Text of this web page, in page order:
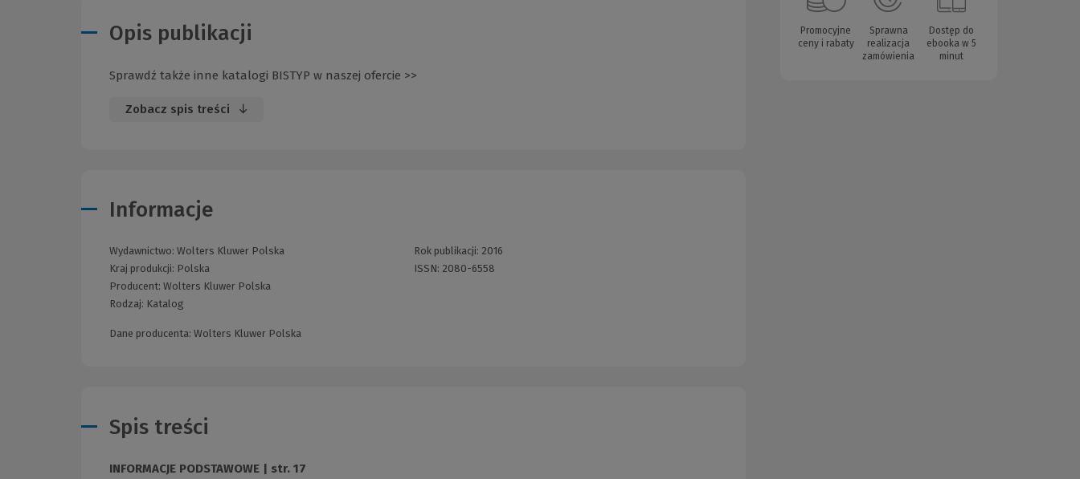
Opis publikacji
Sprawdź także inne katalogi BISTYP w naszej ofercie >>
Zobacz spis treści
Informacje
Wydawnictwo: Wolters Kluwer Polska
Kraj produkcji: Polska
Producent: Wolters Kluwer Polska
Rodzaj: Katalog
Rok publikacji: 2016
ISSN: 2080-6558
Dane producenta: Wolters Kluwer Polska
Spis treści
INFORMACJE PODSTAWOWE | str. 17
Promocyjne
ceny i rabaty
Sprawna
realizacja
zamówienia
Dostęp do
ebooka w 5
minut